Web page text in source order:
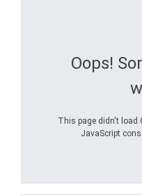
Oops!
This page didn't load
JavaScript